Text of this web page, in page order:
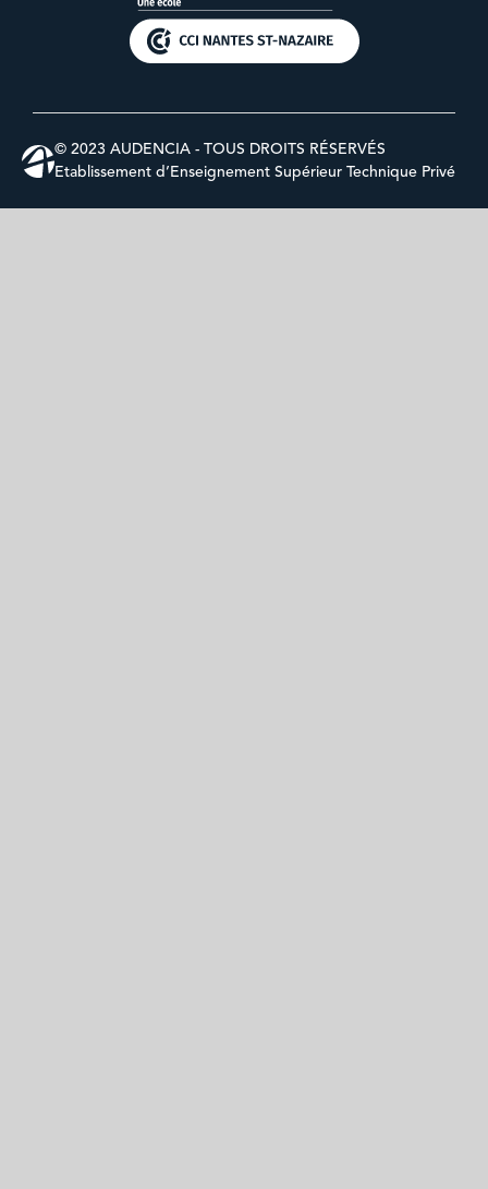
© 2023 AUDENCIA - TOUS DROITS RÉSERVÉS
Etablissement d’Enseignement Supérieur Technique Privé